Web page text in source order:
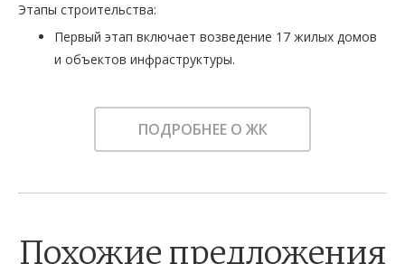
Этапы строительства:
Первый этап включает возведение 17 жилых домов
и объектов инфраструктуры.
ПОДРОБНЕЕ О ЖК
Похожие предложения